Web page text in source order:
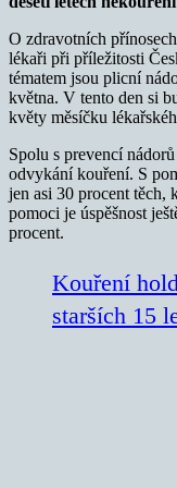
O zdravotních
lékaři při příležitosti
tématem jsou plicní
května. V tento den si
květy měsíčku
Spolu s prevencí
odvykání kouření. S
jen asi 30 procent těch,
pomoci je úspěšnost
procent.
Kouření
starších 15